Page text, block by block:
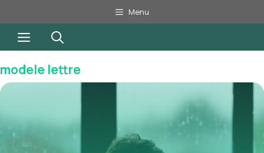
au
contenu
Menu
Menu
modele lettre